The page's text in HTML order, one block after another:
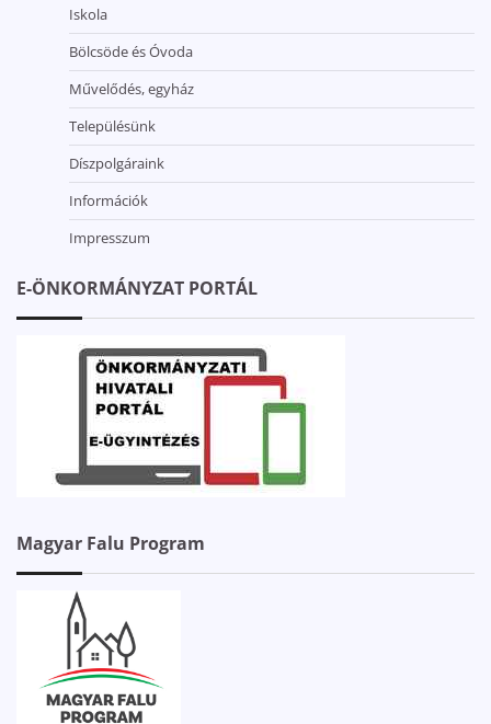
Iskola
Bölcsöde és Óvoda
Művelődés, egyház
Településünk
Díszpolgáraink
Információk
Impresszum
E-ÖNKORMÁNYZAT PORTÁL
Magyar Falu Program